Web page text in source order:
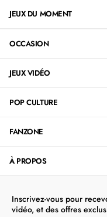
JEUX DU MOMENT
OCCASION
JEUX VIDÉO
POP CULTURE
FANZONE
À PROPOS
Inscrivez-vous pour
vidéo, et des offres